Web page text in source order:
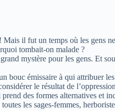
il fut un temps où les gens
tombait-on malade ?
mystère pour les gens. Et
bouc émissaire à qui attribuer
le résultat de
des formes alternatives et
les sages-femmes,